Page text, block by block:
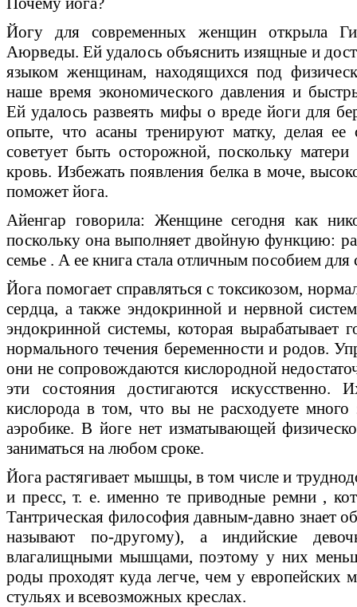
Йогу для современных женщин открыла
Аюрведы. Ей удалось объяснить изящные и
языком женщинам, находящихся под
наше время экономического давления и
Ей удалось развеять мифы о вреде йоги для
опыте, что асаны тренируют матку, делая
советует быть осторожной, поскольку
кровь. Избежать появления белка в моче,
поможет йога.
Айенгар говорила: Женщине сегодня как
поскольку она выполняет двойную функцию:
семье . А ее книга стала отличным пособием для
Йога помогает справляться с токсикозом,
сердца, а также эндокринной и нервной
эндокринной системы, которая вырабатывает
нормального течения беременности и родов.
они не сопровождаются кислородной
эти состояния достигаются
кислорода в том, что вы не расходуете
аэробике. В йоге нет изматывающей
заниматься на любом сроке.
Йога растягивает мышцы, в том числе и
и пресс, т. е. именно те приводные ремни ,
Тантрическая философия давным-давно знает
называют по-другому), а индийские
влагалищными мышцами, поэтому у них
роды проходят куда легче, чем у
стульях и всевозможных креслах.